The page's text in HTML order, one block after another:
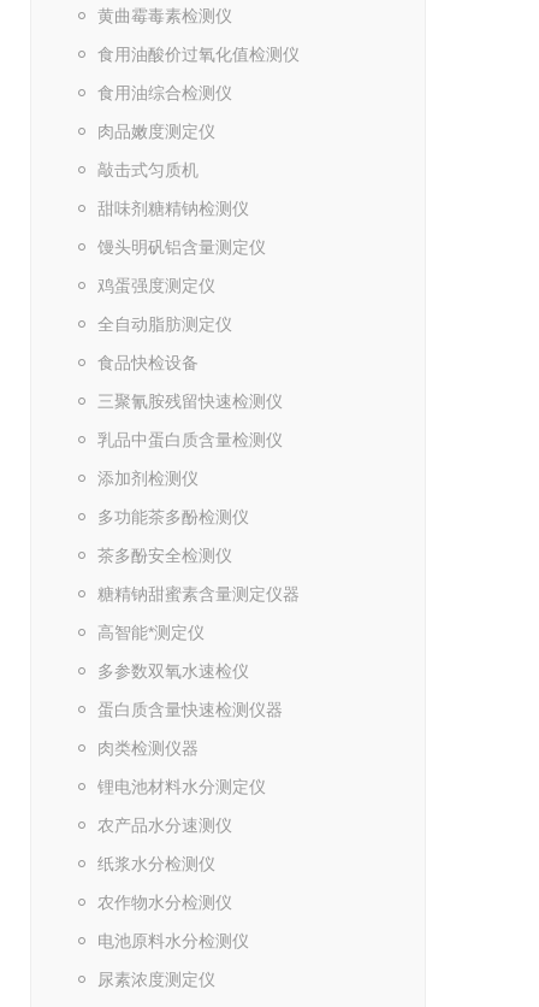
黄曲霉毒素检测仪
食用油酸价过氧化值检测仪
食用油综合检测仪
肉品嫩度测定仪
敲击式匀质机
甜味剂糖精钠检测仪
馒头明矾铝含量测定仪
鸡蛋强度测定仪
全自动脂肪测定仪
食品快检设备
三聚氰胺残留快速检测仪
乳品中蛋白质含量检测仪
添加剂检测仪
多功能茶多酚检测仪
茶多酚安全检测仪
糖精钠甜蜜素含量测定仪器
高智能*测定仪
多参数双氧水速检仪
蛋白质含量快速检测仪器
肉类检测仪器
锂电池材料水分测定仪
农产品水分速测仪
纸浆水分检测仪
农作物水分检测仪
电池原料水分检测仪
尿素浓度测定仪